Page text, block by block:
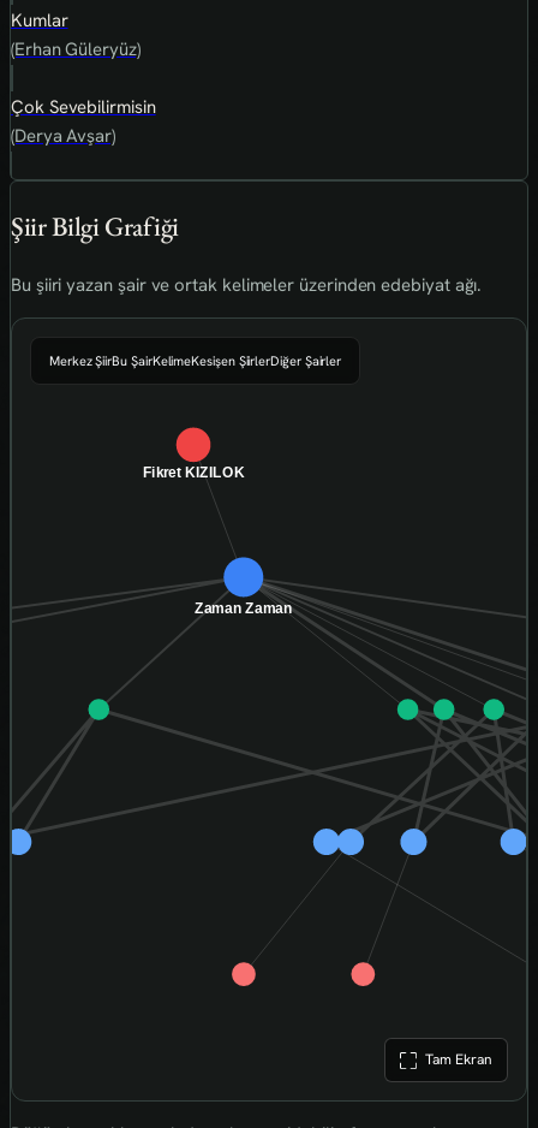
Kumlar
(Erhan Güleryüz)
Çok Sevebilirmisin
(Derya Avşar)
Şiir Bilgi Grafiği
Bu şiiri yazan şair ve ortak kelimeler üzerinden edebiyat ağı.
Tam Ekran
Merkez ŞiirBu ŞairKelimeKesişen ŞiirlerDiğer Şairler